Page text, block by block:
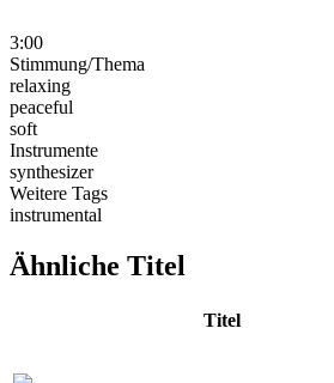
3:00
Stimmung/Thema
relaxing
peaceful
soft
Instrumente
synthesizer
Weitere Tags
instrumental
Ähnliche Titel
Titel